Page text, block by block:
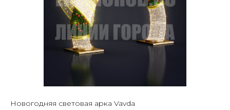
Новогодняя световая арка Vavda